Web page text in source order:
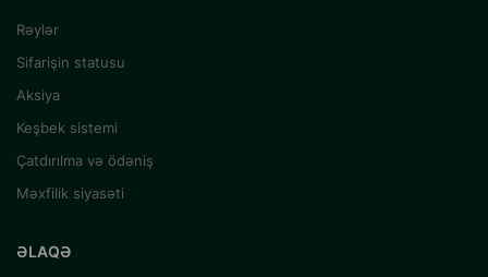
Rəylər
Sifarişin statusu
Aksiya
Keşbek sistemi
Çatdırılma və ödəniş
Məxfilik siyasəti
ƏLAQƏ